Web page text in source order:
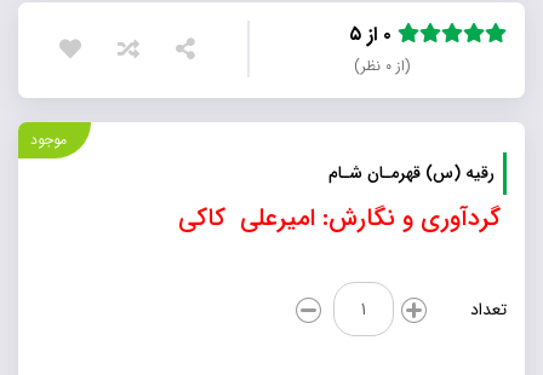
(از ۰ نظر)
موجود
رقیه (س) قهرمـان شـام
گردآوری و نگارش: امیرعلی کاکی
تعداد
رقیه
(س)
قهرمـان